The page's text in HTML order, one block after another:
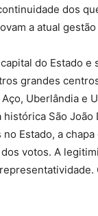
dos
a atual
do Estado e
grandes
Uberlândia e
São João
Estado, a chapa
votos. A